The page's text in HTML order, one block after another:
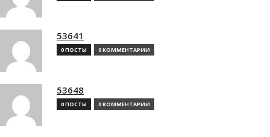
53641
0 ПОСТЫ 0 КОММЕНТАРИИ
53648
0 ПОСТЫ 0 КОММЕНТАРИИ